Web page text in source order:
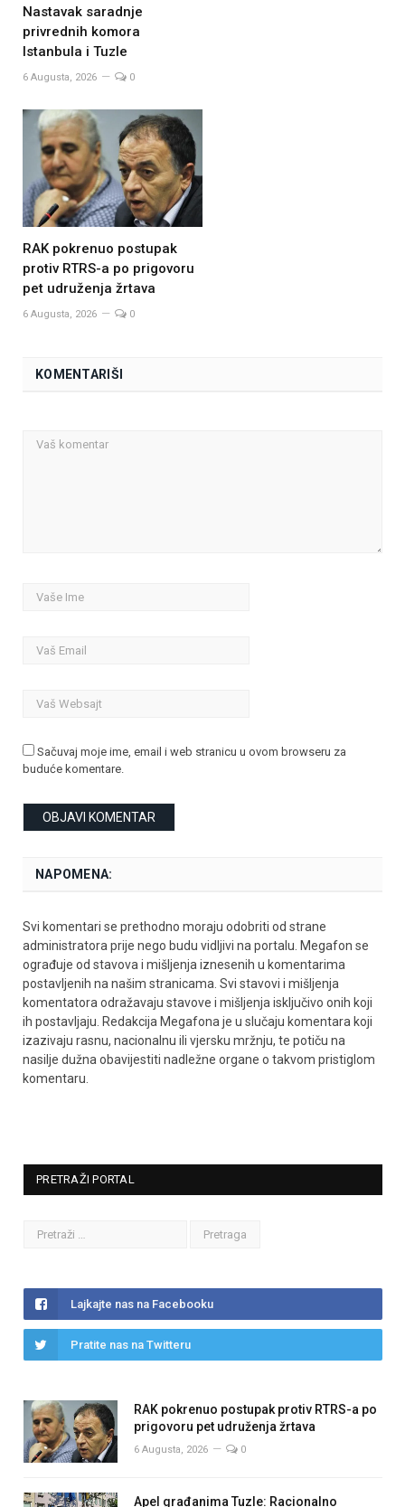
Nastavak saradnje
privrednih komora
Istanbula i Tuzle
6 Augusta, 2026 0
RAK pokrenuo postupak
protiv RTRS-a po prigovoru
pet udruženja žrtava
6 Augusta, 2026 0
KOMENTARIŠI
Sačuvaj moje ime, email i web stranicu u ovom browseru za
buduće komentare.
NAPOMENA:
Svi komentari se prethodno moraju odobriti od strane
administratora prije nego budu vidljivi na portalu. Megafon se
ograđuje od stavova i mišljenja iznesenih u komentarima
postavljenih na našim stranicama. Svi stavovi i mišljenja
komentatora odražavaju stavove i mišljenja isključivo onih koji
ih postavljaju. Redakcija Megafona je u slučaju komentara koji
izazivaju rasnu, nacionalnu ili vjersku mržnju, te potiču na
nasilje dužna obavijestiti nadležne organe o takvom pristiglom
komentaru.
PRETRAŽI PORTAL
Lajkajte nas na Facebooku
Pratite nas na Twitteru
RAK pokrenuo postupak protiv RTRS-a po
prigovoru pet udruženja žrtava
6 Augusta, 2026 0
Apel građanima Tuzle: Racionalno